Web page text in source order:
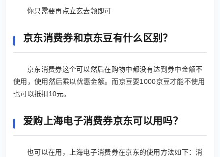
你只需要再点立玄去领即可
京东消费券和京东豆有什么区别？
京东消费券这个可以然后在购物中都没有达到券中金额不
使用，使用然后乘以优惠金额。而京豆要1000京豆才能不使用
也可以抵扣10元。
爱购上海电子消费券京东可以用吗？
也可以在用，上海电子消费券在京东的使用方法如下：消